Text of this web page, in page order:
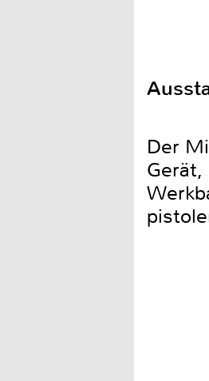
Der